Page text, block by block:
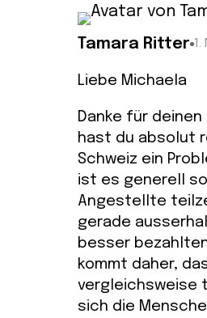
Tamara Ritter
Liebe Michaela
Danke für deinen
hast du absolut
Schweiz ein
ist es generell
Angestellte
gerade
besser
kommt daher,
vergleichsweise
sich die